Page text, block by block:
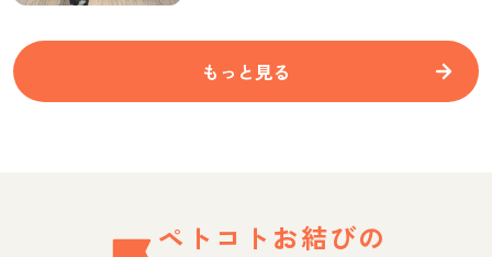
もっと見る
ペトコトお結びの